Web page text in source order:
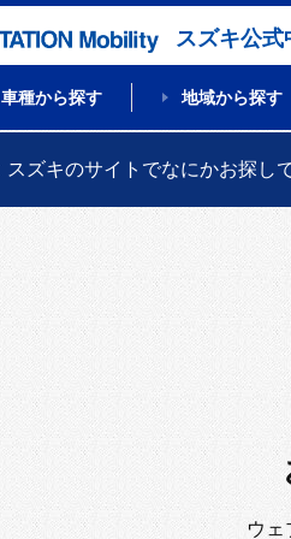
スズキ公式
車種から探す 地域から探す
スズキのサイトでなにかお探し
ウェ